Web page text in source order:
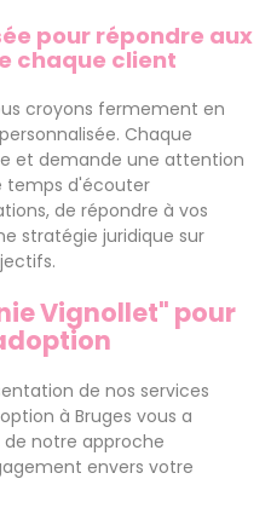
pour répondre aux
chaque client
croyons fermement en
Chaque
et demande une attention
temps d'écouter
de répondre à vos
stratégie juridique sur
Vignollet" pour
de nos services
à Bruges vous a
notre approche
envers votre